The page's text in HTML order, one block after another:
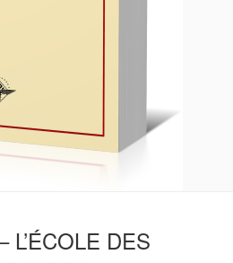
L’ÉCOLE DES